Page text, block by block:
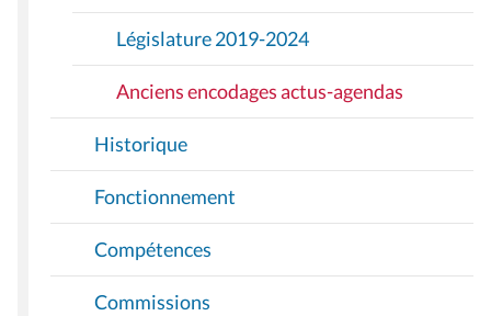
Législature 2019-2024
Anciens encodages actus-agendas
Historique
Fonctionnement
Compétences
Commissions